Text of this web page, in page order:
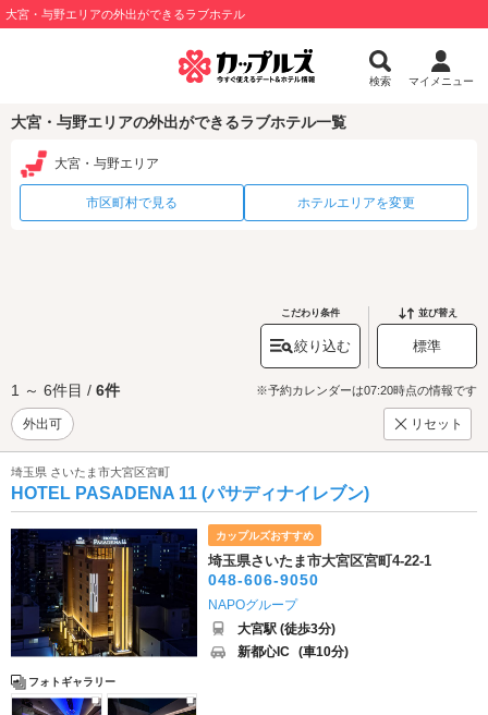
大宮・与野エリアの外出ができるラブホテル
検索 マイメニュー
大宮・与野エリアの外出ができるラブホテル一覧
大宮・与野エリア
市区町村で見る ホテルエリアを変更
こだわり条件
絞り込む
並び替え
標準
1 ～ 6件目 / 6件 ※予約カレンダーは07:20時点の情報です
外出可 リセット
埼玉県 さいたま市大宮区宮町
HOTEL PASADENA 11 (パサディナイレブン)
フォトギャラリー
カップルズおすすめ
埼玉県さいたま市大宮区宮町4-22-1
048-606-9050
NAPOグループ
大宮駅 (徒歩3分)
新都心IC (車10分)